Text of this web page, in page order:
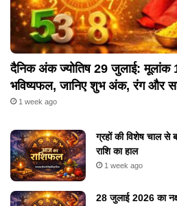
दैनिक अंक ज्योतिष 29 जुलाई: मूलांक
भविष्यफल, जानिए शुभ अंक, रंग और
1 week ago
ग्रहों की विशेष चाल से
राशि का हाल
1 week ago
28 जुलाई 2026 का